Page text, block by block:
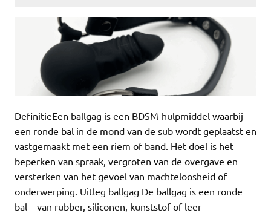
DefinitieEen ballgag is een BDSM-hulpmiddel waarbij
een ronde bal in de mond van de sub wordt geplaatst en
vastgemaakt met een riem of band. Het doel is het
beperken van spraak, vergroten van de overgave en
versterken van het gevoel van machteloosheid of
onderwerping. Uitleg ballgag De ballgag is een ronde
bal – van rubber, siliconen, kunststof of leer –